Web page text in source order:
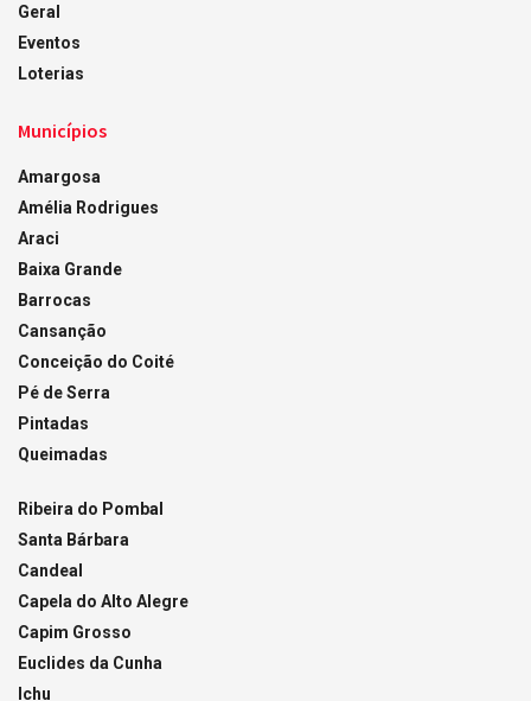
Geral
Eventos
Loterias
Municípios
Amargosa
Amélia Rodrigues
Araci
Baixa Grande
Barrocas
Cansanção
Conceição do Coité
Pé de Serra
Pintadas
Queimadas
Ribeira do Pombal
Santa Bárbara
Candeal
Capela do Alto Alegre
Capim Grosso
Euclides da Cunha
Ichu